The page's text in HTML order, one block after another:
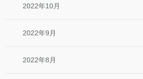
2022年10月
2022年9月
2022年8月